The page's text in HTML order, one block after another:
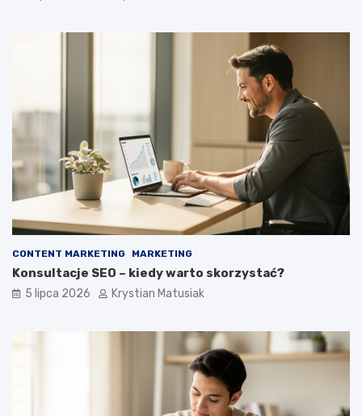
CONTENT MARKETING MARKETING
Konsultacje SEO – kiedy warto skorzystać?
5 lipca 2026 Krystian Matusiak